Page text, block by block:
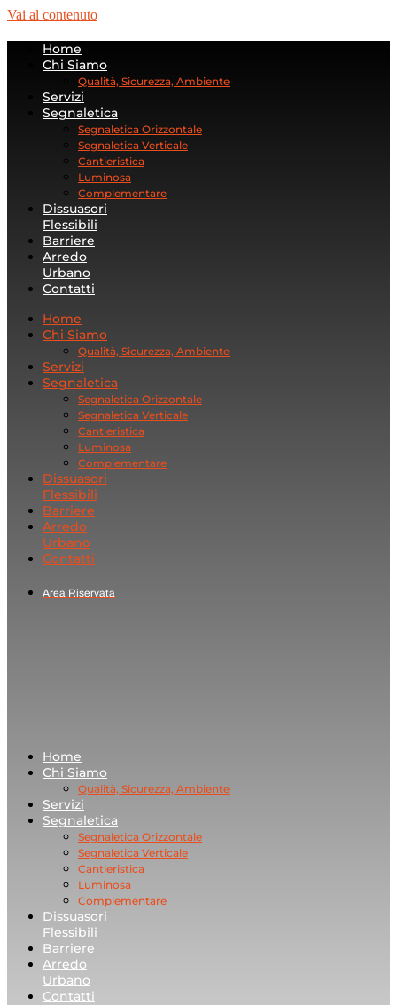
Vai al contenuto
Home
Chi Siamo
Qualità, Sicurezza, Ambiente
Servizi
Segnaletica
Segnaletica Orizzontale
Segnaletica Verticale
Cantieristica
Luminosa
Complementare
Dissuasori
Flessibili
Barriere
Arredo
Urbano
Contatti
Home
Chi Siamo
Qualità, Sicurezza, Ambiente
Servizi
Segnaletica
Segnaletica Orizzontale
Segnaletica Verticale
Cantieristica
Luminosa
Complementare
Dissuasori
Flessibili
Barriere
Arredo
Urbano
Contatti
Area Riservata
Home
Chi Siamo
Qualità, Sicurezza, Ambiente
Servizi
Segnaletica
Segnaletica Orizzontale
Segnaletica Verticale
Cantieristica
Luminosa
Complementare
Dissuasori
Flessibili
Barriere
Arredo
Urbano
Contatti